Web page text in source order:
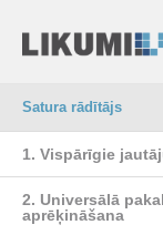
Satura rādītājs
1. Vispārīgie
2. Universālā
aprēķināšana